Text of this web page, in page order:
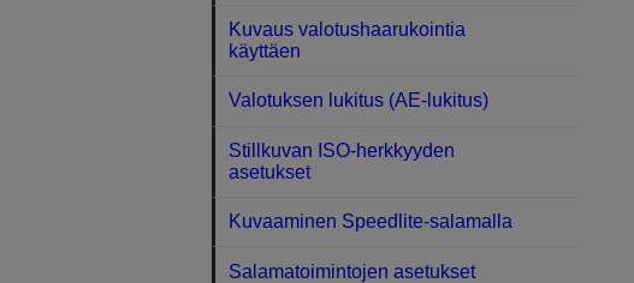
Kuvaus valotushaarukointia
käyttäen
Valotuksen lukitus (AE-lukitus)
Stillkuvan ISO-herkkyyden
asetukset
Kuvaaminen Speedlite-salamalla
Salamatoimintojen asetukset